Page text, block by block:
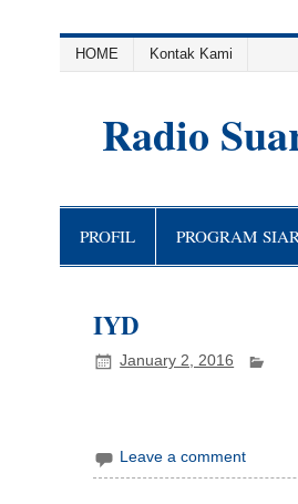
HOME Kontak Kami
Radio
PROFIL PROGRAM
IYD
January 2, 2016
Leave a comment